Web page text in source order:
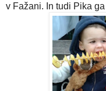
v Fažani. In tudi Pika